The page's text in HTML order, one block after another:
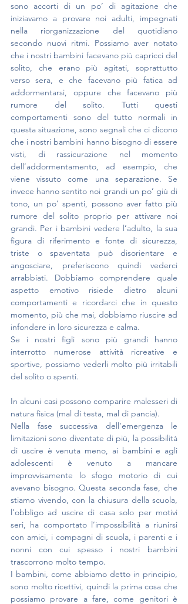
sono accorti di un po’ di agitazione che
iniziavamo a provare noi adulti, impegnati
nella riorganizzazione del quotidiano
secondo nuovi ritmi. Possiamo aver notato
che i nostri bambini facevano più capricci del
solito, che erano più agitati, soprattutto
verso sera, e che facevano più fatica ad
addormentarsi, oppure che facevano più
rumore del solito. Tutti questi
comportamenti sono del tutto normali in
questa situazione, sono segnali che ci dicono
che i nostri bambini hanno bisogno di essere
visti, di rassicurazione nel momento
dell’addormentamento, ad esempio, che
viene vissuto come una separazione. Se
invece hanno sentito noi grandi un po’ giù di
tono, un po’ spenti, possono aver fatto più
rumore del solito proprio per attivare noi
grandi. Per i bambini vedere l’adulto, la sua
figura di riferimento e fonte di sicurezza,
triste o spaventata può disorientare e
angosciare, preferiscono quindi vederci
arrabbiati. Dobbiamo comprendere quale
aspetto emotivo risiede dietro alcuni
comportamenti e ricordarci che in questo
momento, più che mai, dobbiamo riuscire ad
infondere in loro sicurezza e calma.
Se i nostri figli sono più grandi hanno
interrotto numerose attività ricreative e
sportive, possiamo vederli molto più irritabili
del solito o spenti.
In alcuni casi possono comparire malesseri di
natura fisica (mal di testa, mal di pancia).
Nella fase successiva dell’emergenza le
limitazioni sono diventate di più, la possibilità
di uscire è venuta meno, ai bambini e agli
adolescenti è venuto a mancare
improvvisamente lo sfogo motorio di cui
avevano bisogno. Questa seconda fase, che
stiamo vivendo, con la chiusura della scuola,
l’obbligo ad uscire di casa solo per motivi
seri, ha comportato l’impossibilità a riunirsi
con amici, i compagni di scuola, i parenti e i
nonni con cui spesso i nostri bambini
trascorrono molto tempo.
I bambini, come abbiamo detto in principio,
sono molto ricettivi, quindi la prima cosa che
possiamo provare a fare, come genitori è